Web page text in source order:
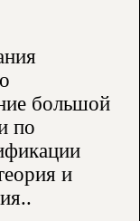
большой
по
и